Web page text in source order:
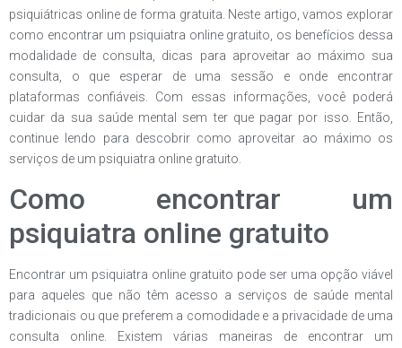
psiquiátricas online de forma gratuita. Neste artigo, vamos explorar
como encontrar um psiquiatra online gratuito, os benefícios dessa
modalidade de consulta, dicas para aproveitar ao máximo sua
consulta, o que esperar de uma sessão e onde encontrar
plataformas confiáveis. Com essas informações, você poderá
cuidar da sua saúde mental sem ter que pagar por isso. Então,
continue lendo para descobrir como aproveitar ao máximo os
serviços de um psiquiatra online gratuito.
Como encontrar um
psiquiatra online gratuito
Encontrar um psiquiatra online gratuito pode ser uma opção viável
para aqueles que não têm acesso a serviços de saúde mental
tradicionais ou que preferem a comodidade e a privacidade de uma
consulta online. Existem várias maneiras de encontrar um